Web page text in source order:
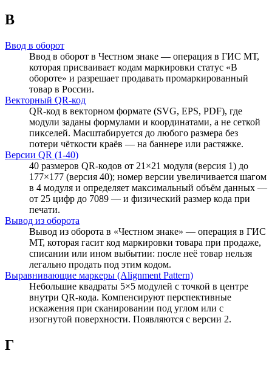
В
Ввод в оборот
Ввод в оборот в Честном знаке — операция в ГИС МТ,
которая присваивает кодам маркировки статус «В
обороте» и разрешает продавать промаркированный
товар в России.
Векторный QR-код
QR-код в векторном формате (SVG, EPS, PDF), где
модули заданы формулами и координатами, а не сеткой
пикселей. Масштабируется до любого размера без
потери чёткости краёв — на баннере или растяжке.
Версии QR (1-40)
40 размеров QR-кодов от 21×21 модуля (версия 1) до
177×177 (версия 40); номер версии увеличивается шагом
в 4 модуля и определяет максимальный объём данных —
от 25 цифр до 7089 — и физический размер кода при
печати.
Вывод из оборота
Вывод из оборота в «Честном знаке» — операция в ГИС
МТ, которая гасит код маркировки товара при продаже,
списании или ином выбытии: после неё товар нельзя
легально продать под этим кодом.
Выравнивающие маркеры (Alignment Pattern)
Небольшие квадраты 5×5 модулей с точкой в центре
внутри QR-кода. Компенсируют перспективные
искажения при сканировании под углом или с
изогнутой поверхности. Появляются с версии 2.
Г